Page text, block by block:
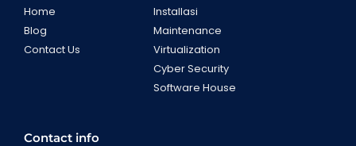
Home
Blog
Contact Us
Installasi
Maintenance
Virtualization
Cyber Security
Software House
Contact info